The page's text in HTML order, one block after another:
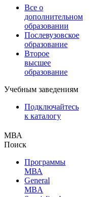
Все о
дополнительном
образовании
Послевузовское
образование
Второе
высшее
образование
Учебным заведениям
Подключайтесь
к каталогу
МВА
Поиск
Программы
МВА
General
MBA